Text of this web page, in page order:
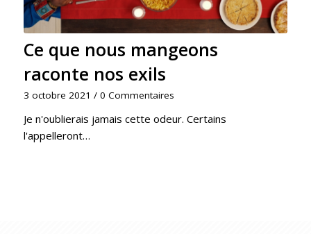
Ce que nous mangeons
raconte nos exils
3 octobre 2021 / 0 Commentaires
Je n'oublierais jamais cette odeur. Certains
l'appelleront…